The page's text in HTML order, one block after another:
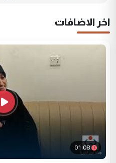
اخر الاضافات
01:08